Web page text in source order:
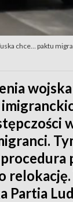
chce… paktu
Partia